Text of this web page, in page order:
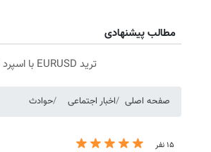
مطالب پیشنهادی
ترید EURUSD با اسپرد از صفر پیپ
صفحه اصلی اخبار اجتماعی حوادث
۱۵ نفر